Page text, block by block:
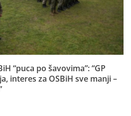
“puca po šavovima”: “GP
interes za OSBiH sve manji –